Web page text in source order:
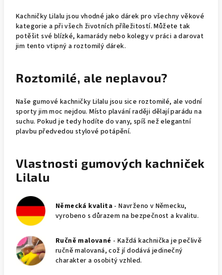
Kachničky Lilalu jsou vhodné jako dárek pro všechny věkové
kategorie a při všech životních příležitostí. Můžete tak
potěšit své blízké, kamarády nebo kolegy v práci a darovat
jim tento vtipný a roztomilý dárek.
Roztomilé, ale neplavou?
Naše gumové kachničky Lilalu jsou sice roztomilé, ale vodní
sporty jim moc nejdou. Místo plavání raději dělají parádu na
suchu. Pokud je tedy hodíte do vany, spíš než elegantní
plavbu předvedou stylové potápění.
Vlastnosti gumových kachniček
Lilalu
Německá kvalita - Navrženo v Německu,
vyrobeno s důrazem na bezpečnost a kvalitu.
Ručně malované - Každá kachnička je pečlivě
ručně malovaná, což jí dodává jedinečný
charakter a osobitý vzhled.